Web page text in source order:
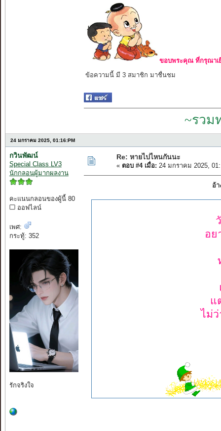
ขอบพระคุณ ที่กรุณาเ
ข้อความนี้ มี 3 สมาชิก มาชื่นชม
~รวม
24 มกราคม 2025, 01:16:PM
กวินพัฒน์
Special Class LV3
นักกลอนผู้มากผลงาน
คะแนนกลอนของผู้นี้ 80
ออฟไลน์
เพศ:
กระทู้: 352
รักจริงใจ
Re: หายไปไหนกันนะ
« ตอบ #4 เมื่อ: 24 มกราคม 2025,
อ้
อย
แ
ไม่